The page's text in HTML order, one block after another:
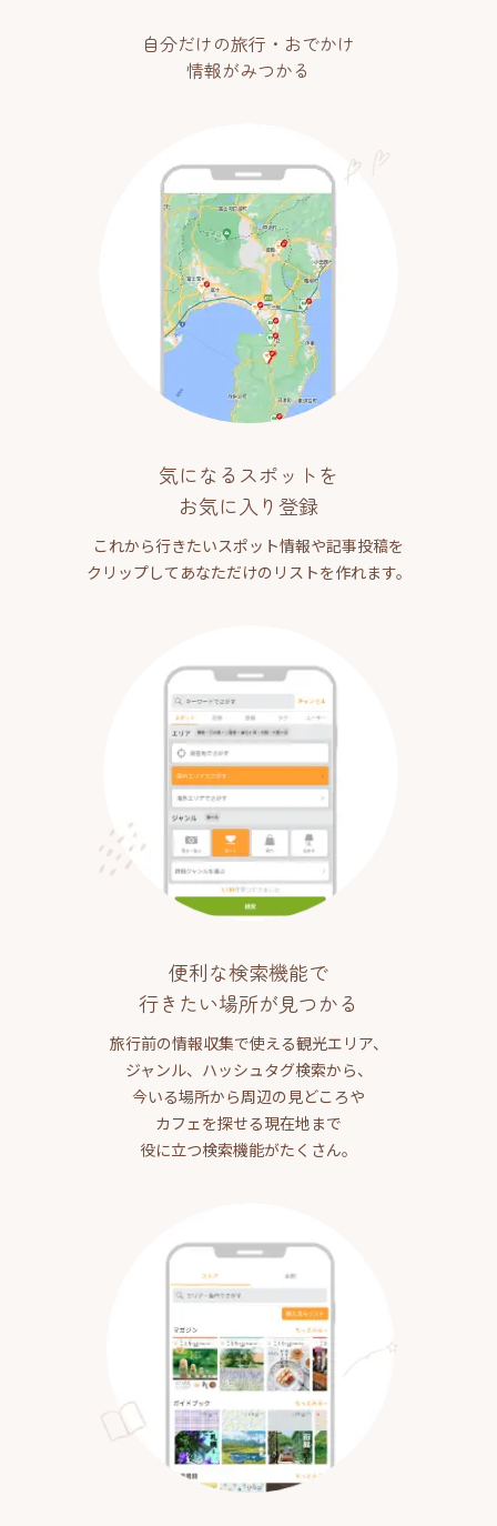
自分だけの旅行・おでかけ
情報がみつかる
気になるスポットを
お気に入り登録
これから行きたいスポット情報や記事投稿を
クリップしてあなただけのリストを作れます。
便利な検索機能で
行きたい場所が見つかる
旅行前の情報収集で使える観光エリア、
ジャンル、ハッシュタグ検索から、
今いる場所から周辺の見どころや
カフェを探せる現在地まで
役に立つ検索機能がたくさん。